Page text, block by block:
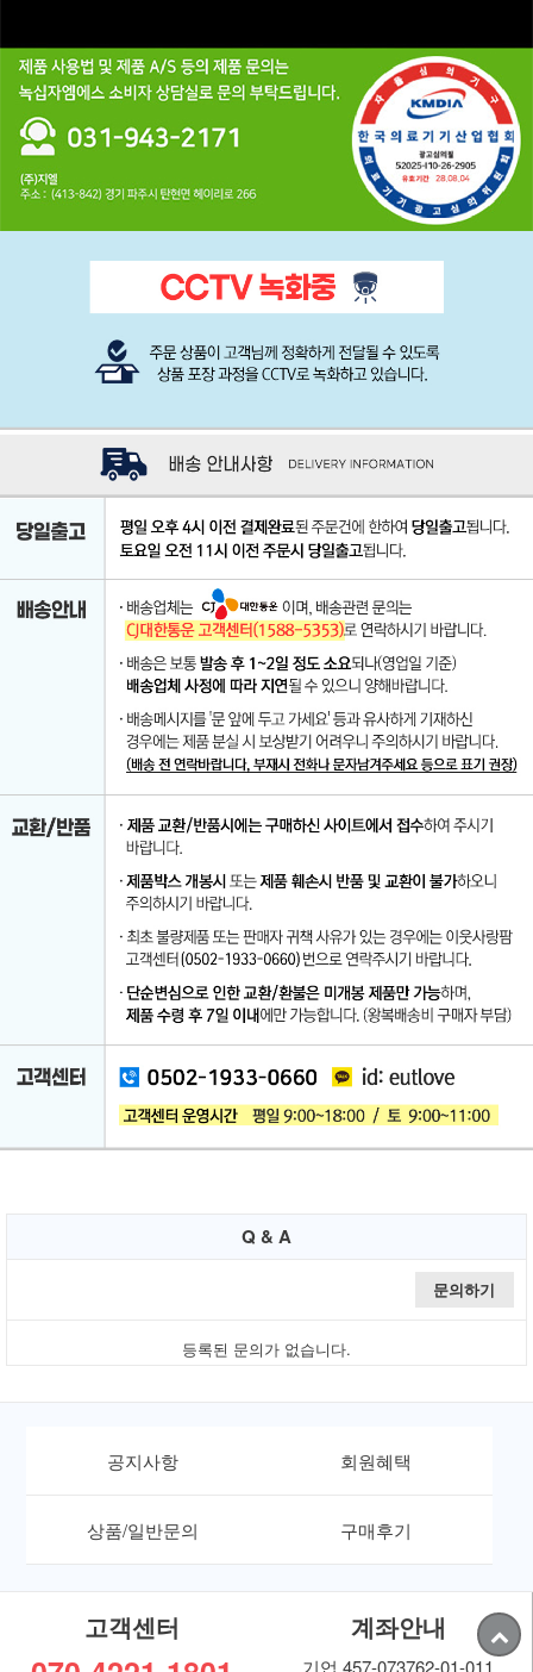
Q & A
문의하기
등록된 문의가 없습니다.
공지사항 회원혜택
상품/일반문의 구매후기
고객센터 계좌안내
기업 457-073762-01-011